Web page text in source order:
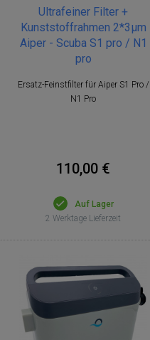
Ultrafeiner Filter +
Kunststoffrahmen 2*3μm
Aiper - Scuba S1 pro / N1
pro
Ersatz-Feinstfilter für Aiper S1 Pro /
N1 Pro
110,00 €
Auf Lager
2 Werktage Lieferzeit